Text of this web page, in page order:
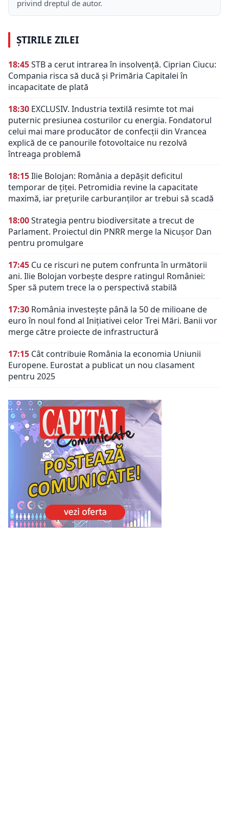
privind dreptul de autor.
ȘTIRILE ZILEI
18:45STB a cerut intrarea în insolvență. Ciprian Ciucu:
Compania risca să ducă și Primăria Capitalei în
incapacitate de plată
18:30 EXCLUSIV. Industria textilă resimte tot mai
puternic presiunea costurilor cu energia. Fondatorul
celui mai mare producător de confecții din Vrancea
explică de ce panourile fotovoltaice nu rezolvă
întreaga problemă
18:15Ilie Bolojan: România a depășit deficitul
temporar de țiței. Petromidia revine la capacitate
maximă, iar prețurile carburanților ar trebui să scadă
18:00Strategia pentru biodiversitate a trecut de
Parlament. Proiectul din PNRR merge la Nicușor Dan
pentru promulgare
17:45 Cu ce riscuri ne putem confrunta în următorii
ani. Ilie Bolojan vorbește despre ratingul României:
Sper să putem trece la o perspectivă stabilă
17:30 România investește până la 50 de milioane de
euro în noul fond al Inițiativei celor Trei Mări. Banii vor
merge către proiecte de infrastructură
17:15 Cât contribuie România la economia Uniunii
Europene. Eurostat a publicat un nou clasament
pentru 2025